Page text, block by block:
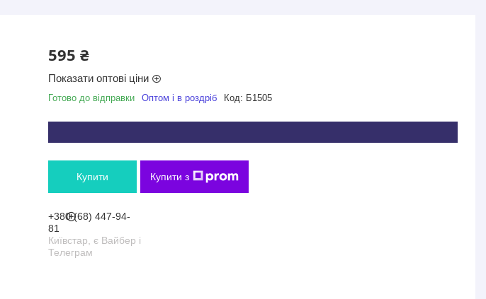
595 ₴
Показати оптові ціни
Готово до відправки Оптом і в роздріб Код: Б1505
Купити Купити з
+380 (68) 447-94-
81
Київстар, є Вайбер і
Телеграм